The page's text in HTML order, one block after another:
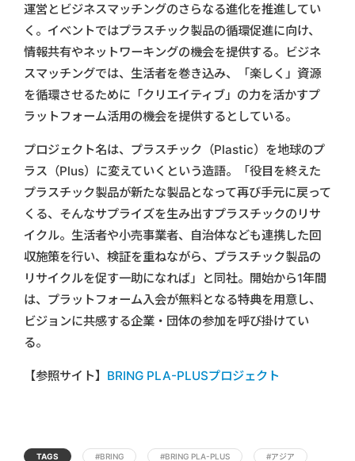
運営とビジネスマッチングのさらなる進化を推進してい
く。イベントではプラスチック製品の循環促進に向け、
情報共有やネットワーキングの機会を提供する。ビジネ
スマッチングでは、生活者を巻き込み、「楽しく」資源
を循環させるために「クリエイティブ」の力を活かすプ
ラットフォーム活用の機会を提供するとしている。
プロジェクト名は、プラスチック（Plastic）を地球のプ
ラス（Plus）に変えていくという造語。「役目を終えた
プラスチック製品が新たな製品となって再び手元に戻って
くる、そんなサプライズを生み出すプラスチックのリサ
イクル。生活者や小売事業者、自治体なども連携した回
収施策を行い、検証を重ねながら、プラスチック製品の
リサイクルを促す一助になれば」と同社。開始から1年間
は、プラットフォーム入会が無料となる特典を用意し、
ビジョンに共感する企業・団体の参加を呼び掛けてい
る。
【参照サイト】 BRING PLA-PLUSプロジェクト
TAGS #BRING #BRING PLA-PLUS #アジア